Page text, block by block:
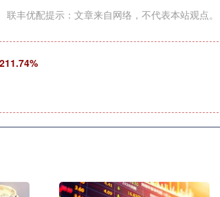
联丰优配提示：文章来自网络，不代表本站观点。